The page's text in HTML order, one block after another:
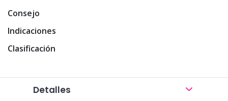
Consejo
Indicaciones
Clasificación
Detalles